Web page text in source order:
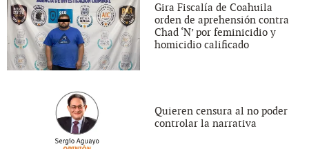
Gira Fiscalía de Coahuila
orden de aprehensión contra
Chad ‘N’ por feminicidio y
homicidio calificado
Quieren censura al no poder
controlar la narrativa